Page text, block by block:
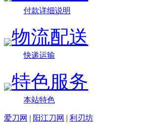
付款详细说明
物流配送
快递运输
特色服务
本站特色
爱刀网 | 阳江刀网 | 利刃坊